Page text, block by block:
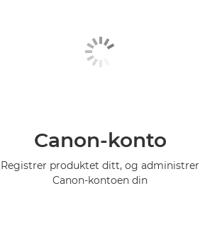
Canon-konto
Registrer produktet ditt, og administrer
Canon-kontoen din